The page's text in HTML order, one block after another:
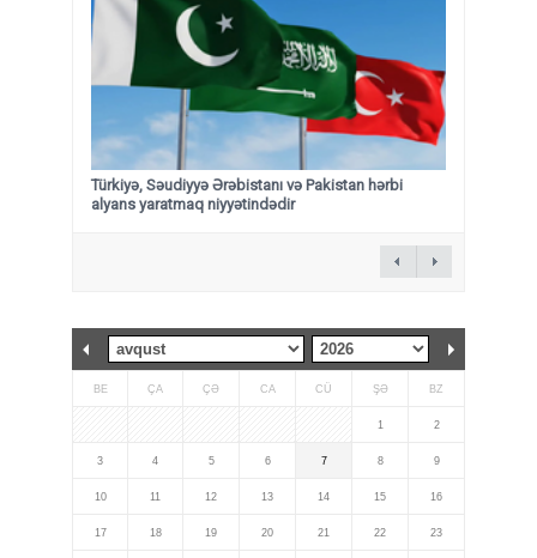
Türkiyə, Səudiyyə Ərəbistanı və Pakistan hərbi
alyans yaratmaq niyyətindədir
BE ÇA ÇƏ CA CÜ ŞƏ BZ
1 2
3 4 5 6 7 8 9
10 11 12 13 14 15 16
17 18 19 20 21 22 23